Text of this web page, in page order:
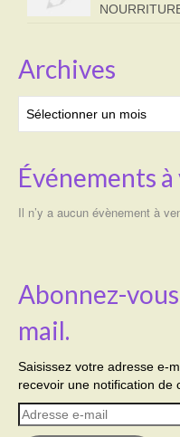
Archives
Événements
Il n’y a aucun évènement à
Abonnez-
mail.
Saisissez votre adresse e-
recevoir une notification de
Adresse
e-